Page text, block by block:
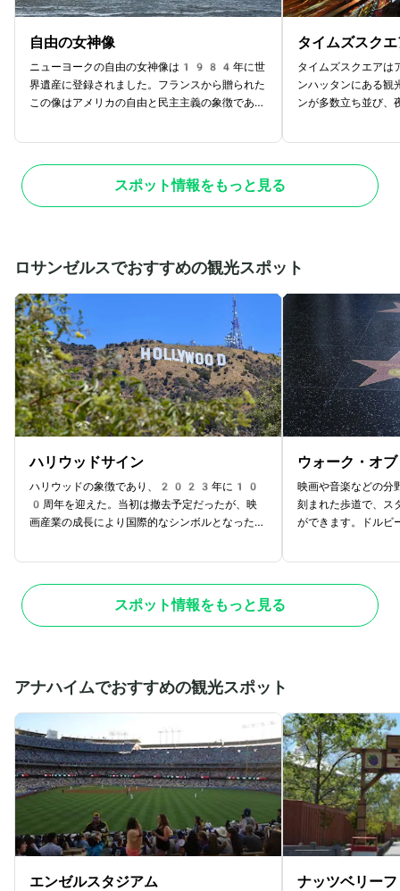
自由の女神像
ニューヨークの自由の女神像は1984年に世
界遺産に登録されました。フランスから贈られた
この像はアメリカの自由と民主主義の象徴であ
客は展望台からニューヨークの景色を楽しむこと
ができます。自由の女神像はアメリカの象徴であ
り、移民の子孫にとって特別な意味を持つ場所で
タイムズスク
タイムズスクエアは
ンハッタンにある観
ンが多数立ち並び、
数あり、音楽や演
にはショッピング
るので、一日中楽し
て警察官に相談する
スポット情報をもっと見る
ロサンゼルスでおすすめの観光スポット
ハリウッドサイン
ハリウッドの象徴であり、2023年に10
0周年を迎えた。当初は撤去予定だったが、映
画産業の成長により国際的なシンボルとなった。
ィス天文台やハイキングコースからも見ることが
できる。さまざまな場所でハリウッドサインを楽
しむことができます。
ウォーク・オ
映画や音楽などの分
刻まれた歩道で、ス
ができます。ドルビ
ンターテイメント
す。訪れる際には
して写真を撮るのが
スポット情報をもっと見る
アナハイムでおすすめの観光スポット
エンゼルスタジアム ナッツベリー